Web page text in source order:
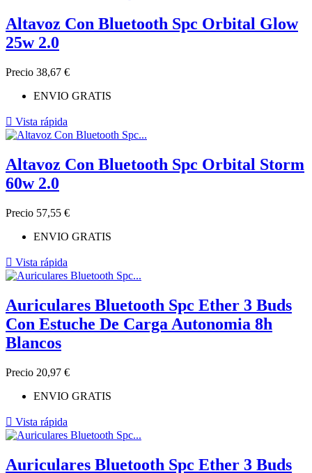
Altavoz Con Bluetooth Spc Orbital Glow
25w 2.0
Precio 38,67 €
ENVIO GRATIS
 Vista rápida
Altavoz Con Bluetooth Spc Orbital Storm
60w 2.0
Precio 57,55 €
ENVIO GRATIS
 Vista rápida
Auriculares Bluetooth Spc Ether 3 Buds
Con Estuche De Carga Autonomia 8h
Blancos
Precio 20,97 €
ENVIO GRATIS
 Vista rápida
Auriculares Bluetooth Spc Ether 3 Buds